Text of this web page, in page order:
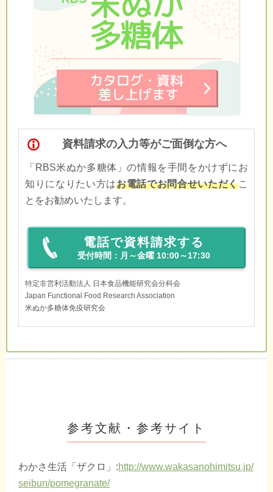
資料請求の入力等がご面倒な方へ
「RBS米ぬか多糖体」の情報を手間をかけずにお
知りになりたい方はお電話でお問合せいただくこ
とをお勧めいたします。
電話で資料請求する
受付時間：月～金曜 10:00～17:30
特定非営利活動法人 日本食品機能研究会分科会
Japan Functional Food Research Association
米ぬか多糖体免疫研究会
参考文献・参考サイト
わかさ生活「ザクロ」:http://www.wakasanohimitsu.jp/
seibun/pomegranate/